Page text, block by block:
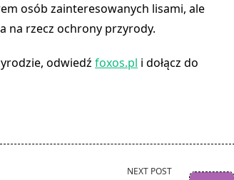
osób zainteresowanych lisami, ale
na rzecz ochrony przyrody.
odwiedźfoxos.pl i dołącz do
NEXT POST